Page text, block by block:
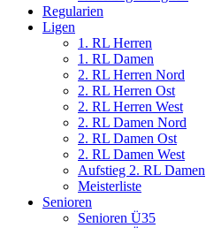
Regularien
Ligen
1. RL Herren
1. RL Damen
2. RL Herren Nord
2. RL Herren Ost
2. RL Herren West
2. RL Damen Nord
2. RL Damen Ost
2. RL Damen West
Aufstieg 2. RL Damen
Meisterliste
Senioren
Senioren Ü35